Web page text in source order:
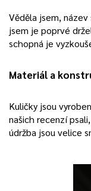
Věděla jsem,
jsem je poprvé
schopná je
Materiál a
Kuličky jsou
našich recenzí
údržba jsou velice